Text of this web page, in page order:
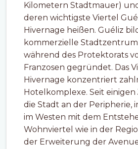
Kilometern Stadtmauer)
deren wichtigste Viertel
Hivernage heißen. Guéliz
kommerzielle
während des Protektorats
Franzosen gegründet. Das
Hivernage konzentriert
Hotelkomplexe. Seit
die Stadt an der Peripherie,
im Westen mit dem
Wohnviertel wie in der
der Erweiterung der